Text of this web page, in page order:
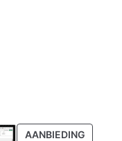
AANBIEDING